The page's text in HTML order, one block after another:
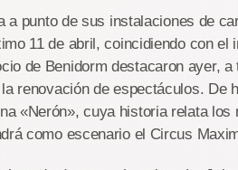
punto de sus instalaciones de
11 de abril, coincidiendo con el
de Benidorm destacaron ayer, a
renovación de espectáculos. De
«Nerón», cuya historia relata los
como escenario el Circus